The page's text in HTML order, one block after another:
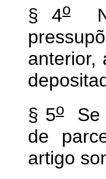
§ 4o
anterior,
§ 5oSe
de
artigo